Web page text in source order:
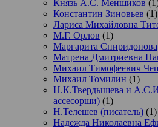
Князь А.С. Меншиков
Константин Зиновьев (1)
Лариса Михайловна
М.Г. Орлов (1)
Маргарита Спиридонова
Матрена Дмитриевна
Михаил Тимофеевич
Михаил Томилин (1)
Н.К.Твердышева и
ассесорши) (1)
Н.Телешев (писатель) (1)
Надежда Николаевна